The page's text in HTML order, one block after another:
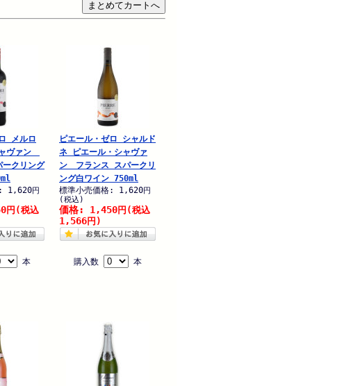
メルロ
ヴァン
クリング
: 1,620円
円 (税込
本
ピエール・ゼロ シャルド
ネ ピエール・シャヴァ
ン フランス スパークリ
ング白ワイン 750ml
標準小売価格: 1,620円
(税込)
価格: 1,450円 (税込
1,566円)
購入数 本